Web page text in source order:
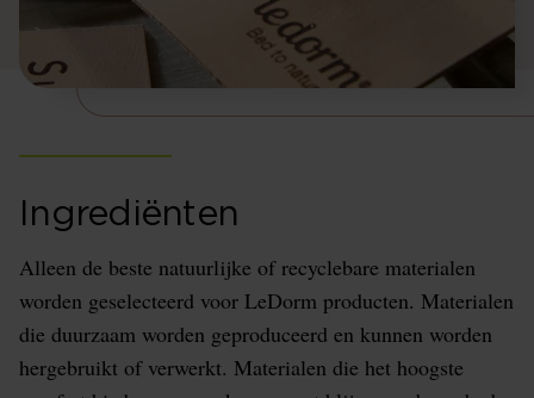
Ingrediënten
Alleen de beste natuurlijke of recyclebare materialen
worden geselecteerd voor LeDorm producten. Materialen
die duurzaam worden geproduceerd en kunnen worden
hergebruikt of verwerkt. Materialen die het hoogste